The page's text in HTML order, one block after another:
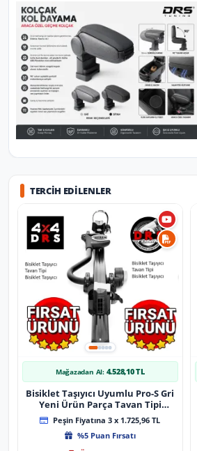
TERCIH EDILENLER
Mağazadan Al: 4.528,10 TL
Bisiklet Taşıyıcı Uyumlu Pro-S Gri
Yeni Ürün Parça Tavan Tipi
Bisiklet Taşıyıcı
Peşin Fiyatına 3 x 1.725,96 TL
%5 Puan Fırsatı